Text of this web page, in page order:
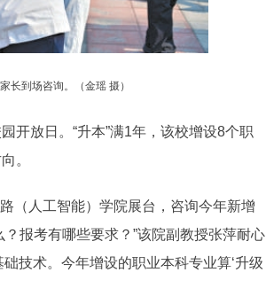
长到场咨询。（金瑶 摄）
放日。“升本”满1年，该校增设8个职
。
人工智能）学院展台，咨询今年新增
报考有哪些要求？”该院副教授张萍耐心
技术。今年增设的职业本科专业算‘升级